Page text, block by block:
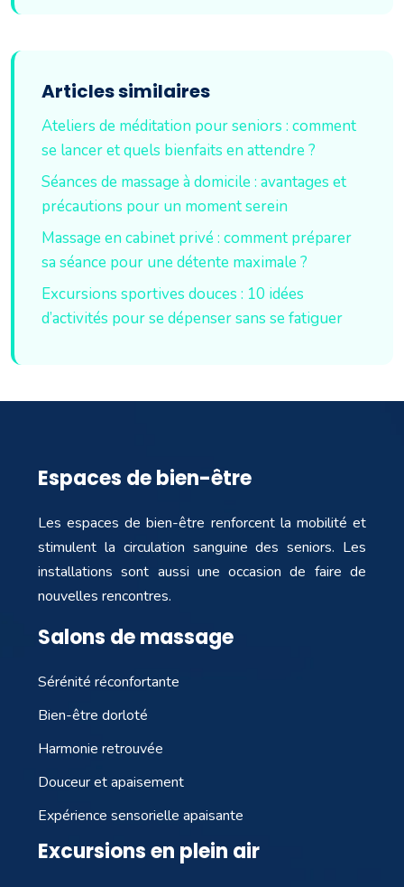
Articles similaires
Ateliers de méditation pour seniors : comment
se lancer et quels bienfaits en attendre ?
Séances de massage à domicile : avantages et
précautions pour un moment serein
Massage en cabinet privé : comment préparer
sa séance pour une détente maximale ?
Excursions sportives douces : 10 idées
d’activités pour se dépenser sans se fatiguer
Espaces de bien-être
Les espaces de bien-être renforcent la mobilité et
stimulent la circulation sanguine des seniors. Les
installations sont aussi une occasion de faire de
nouvelles rencontres.
Salons de massage
Sérénité réconfortante
Bien-être dorloté
Harmonie retrouvée
Douceur et apaisement
Expérience sensorielle apaisante
Excursions en plein air